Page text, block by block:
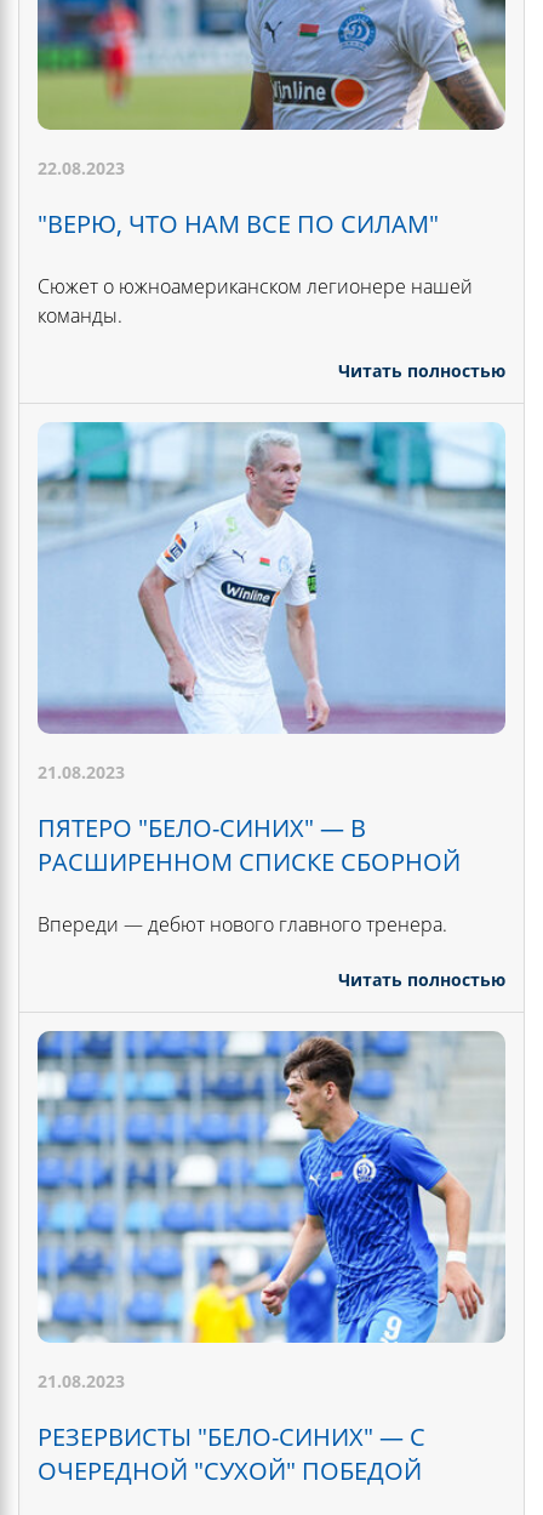
22.08.2023
"ВЕРЮ, ЧТО НАМ ВСЕ ПО СИЛАМ"
Сюжет о южноамериканском легионере нашей
команды.
Читать полностью
21.08.2023
ПЯТЕРО "БЕЛО-СИНИХ" — В
РАСШИРЕННОМ СПИСКЕ СБОРНОЙ
Впереди — дебют нового главного тренера.
Читать полностью
21.08.2023
РЕЗЕРВИСТЫ "БЕЛО-СИНИХ" — С
ОЧЕРЕДНОЙ "СУХОЙ" ПОБЕДОЙ